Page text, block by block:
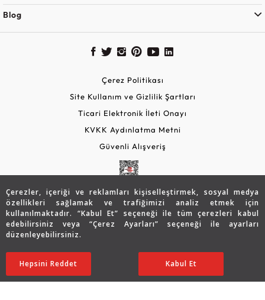
Çerezler, içeriği ve reklamları kişiselleştirmek, sosyal medya
özellikleri sağlamak ve trafiğimizi analiz etmek için
kullanılmaktadır. “Kabul Et” seçeneği ile tüm çerezleri kabul
edebilirsiniz veya “Çerez Ayarları” seçeneği ile ayarları
düzenleyebilirsiniz.
Ayarları Düzenle
Hepsini Reddet Kabul Et
63.260 TL
50.621TL SATIN ALIN
Blog
Çerez Politikası
Site Kullanım ve Gizlilik Şartları
Ticari Elektronik İleti Onayı
KVKK Aydınlatma Metni
Güvenli Alışveriş
Copyright © 2026 Assos Pırlanta - Bu sitenin tüm hakları